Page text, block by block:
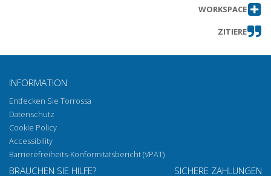
WORKSPACE
ZITIERE
INFORMATION
Entfecken Sie Torrossa
Datenschutz
Cookie Policy
Accessibility
Barrierefreiheits-Konformitätsbericht (VPAT)
BRAUCHEN SIE HILFE? SICHERE ZAHLUNGEN